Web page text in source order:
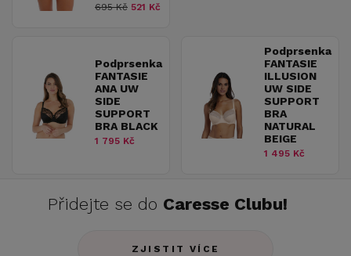
695 Kč 521 Kč
Podprsenka
FANTASIE
ANA UW
SIDE
SUPPORT
BRA BLACK
1 795 Kč
Podprsenka
FANTASIE
ILLUSION
UW SIDE
SUPPORT
BRA
NATURAL
BEIGE
1 495 Kč
Přidejte se do Caresse Clubu!
ZJISTIT VÍCE